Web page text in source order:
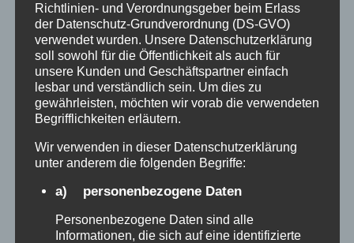
WEINBAUER
AM
24.
JUNI
23
Richtlinien- und Verordnungsgeber beim Erlass
der Datenschutz-Grundverordnung (DS-GVO)
verwendet wurden. Unsere Datenschutzerklärung
soll sowohl für die Öffentlichkeit als auch für
unsere Kunden und Geschäftspartner einfach
lesbar und verständlich sein. Um dies zu
gewährleisten, möchten wir vorab die verwendeten
Begrifflichkeiten erläutern.
Wir verwenden in dieser Datenschutzerklärung
unter anderem die folgenden Begriffe:
a) personenbezogene Daten
Personenbezogene Daten sind alle
Informationen, die sich auf eine identifizierte